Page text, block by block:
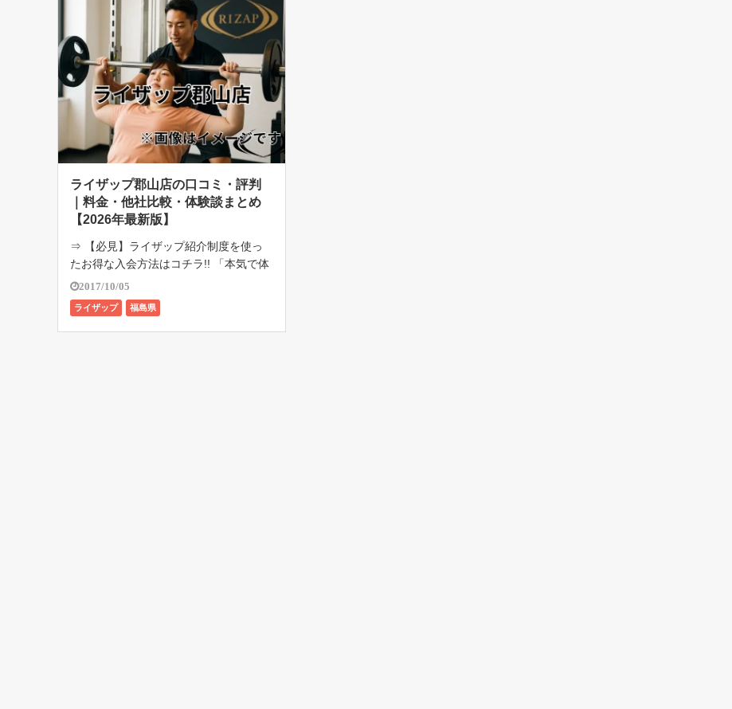
ライザップ郡山店の口コミ・評判
｜料金・他社比較・体験談まとめ
【2026年最新版】
⇒ 【必見】ライザップ紹介制度を使っ
たお得な入会方法はコチラ!! 「本気で体
を変えたい。でも郡山で通うなら、どこ
のパーソナルジムがいいんだろう…？」
そんな疑問を抱えている人の中でも、と
くに候補に入りやすいのが ライザッ […]
2017/10/05
ライザップ 福島県